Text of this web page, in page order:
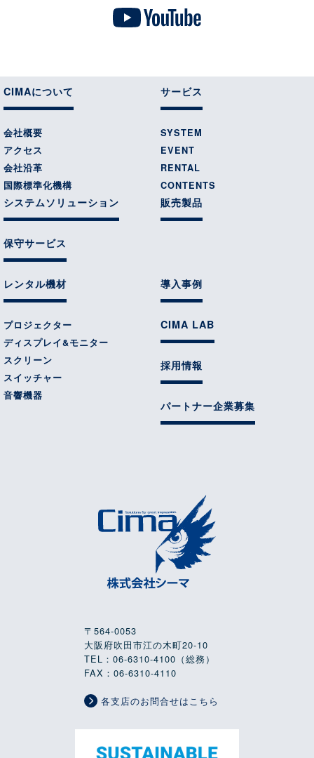
CIMAについて
会社概要
アクセス
会社沿革
国際標準化機構
サービス
SYSTEM
EVENT
RENTAL
CONTENTS
システムソリューション
保守サービス
販売製品
レンタル機材
プロジェクター
ディスプレイ&モニター
スクリーン
スイッチャー
音響機器
導入事例
CIMA LAB
採用情報
パートナー企業募集
〒564-0053
大阪府吹田市江の木町20-10
TEL：06-6310-4100（総務）
FAX：06-6310-4110
各支店のお問合せはこちら